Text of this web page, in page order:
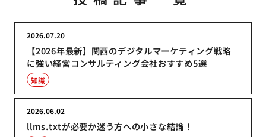
【2026年最新】関西のデジタルマーケティング戦略
に強い経営コンサルティング会社おすすめ5選
2026.07.20
知識
llms.txtが必要か迷う方への小さな結論！
2026.06.02